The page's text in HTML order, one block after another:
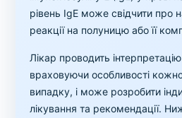
рівень IgE може свідчити про
реакції на полуницю або її
Лікар проводить інтерпретацію
враховуючи особливості
випадку, і може розробити
лікування та рекомендації.